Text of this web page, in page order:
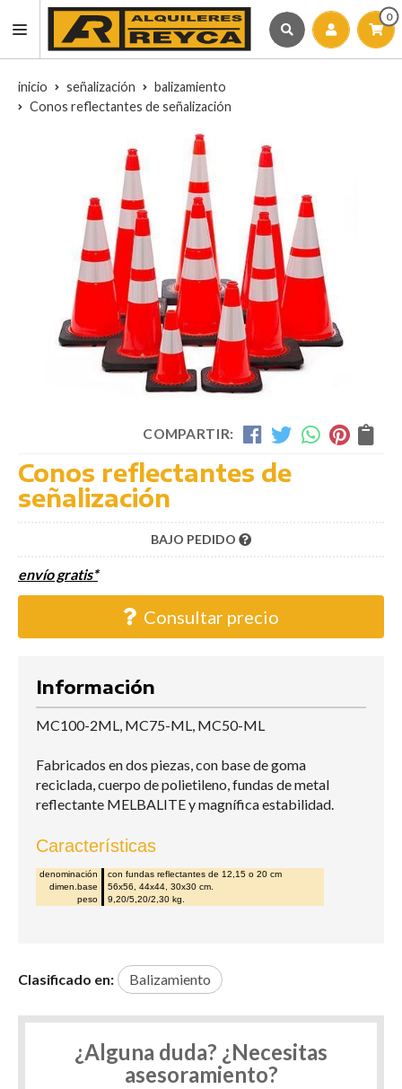
0
inicio señalización
balizamiento
Conos reflectantes de señalización
COMPARTIR:
Conos reflectantes de
señalización
BAJO PEDIDO
envío gratis*
Consultar precio
Información
MC100-2ML, MC75-ML, MC50-ML
Fabricados en dos piezas, con base de goma
reciclada, cuerpo de polietileno, fundas de metal
reflectante MELBALITE y magnífica estabilidad.
Características
denominación
con fundas reflectantes de 12,15 o 20 cm
dimen.base
56x56, 44x44, 30x30 cm.
peso
9,20/5,20/2,30 kg.
Clasificado en: Balizamiento
¿Alguna duda? ¿Necesitas
asesoramiento?